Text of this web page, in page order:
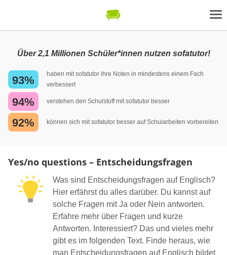
Über 2,1 Millionen Schüler*innen nutzen sofatutor!
93%
haben mit sofatutor ihre Noten in mindestens einem Fach
verbessert
94% verstehen den Schulstoff mit sofatutor besser
92% können sich mit sofatutor besser auf Schularbeiten vorbereiten
Yes/no questions – Entscheidungsfragen
Was sind Entscheidungsfragen auf Englisch?
Hier erfährst du alles darüber. Du kannst auf
solche Fragen mit Ja oder Nein antworten.
Erfahre mehr über Fragen und kurze
Antworten. Interessiert? Das und vieles mehr
gibt es im folgenden Text. Finde heraus, wie
man Entscheidungsfragen auf Englisch bildet